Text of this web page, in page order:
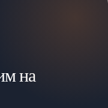
на